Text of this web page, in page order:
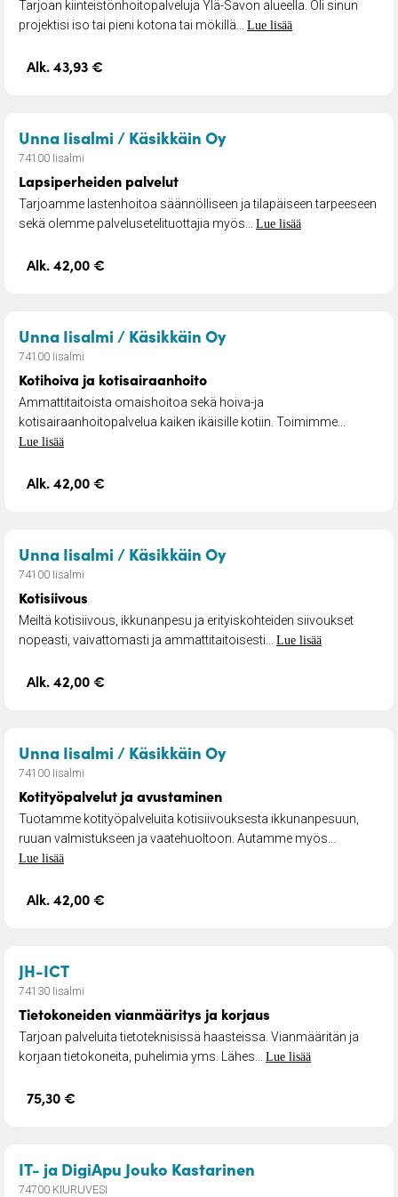
Tarjoan kiinteistönhoitopalveluja Ylä-Savon alueella. Oli sinun
projektisi iso tai pieni kotona tai mökillä... Lue lisää
Alk. 43,93 €
Unna Iisalmi / Käsikkäin Oy– Lapsiperheiden
74100 Iisalmi
Lapsiperheiden palvelut
Tarjoamme lastenhoitoa säännölliseen ja tilapäiseen tarpeeseen
sekä olemme palvelusetelituottajia myös... Lue lisää
Alk. 42,00 €
Unna Iisalmi / Käsikkäin Oy– Kotihoiva ja
74100 Iisalmi
Kotihoiva ja kotisairaanhoito
Ammattitaitoista omaishoitoa sekä hoiva-ja
kotisairaanhoitopalvelua kaiken ikäisille kotiin. Toimimme...
Lue lisää
Alk. 42,00 €
Unna Iisalmi / Käsikkäin Oy– Kotisiivous
74100 Iisalmi
Kotisiivous
Meiltä kotisiivous, ikkunanpesu ja erityiskohteiden siivoukset
nopeasti, vaivattomasti ja ammattitaitoisesti... Lue lisää
Alk. 42,00 €
Unna Iisalmi / Käsikkäin Oy– Kotityöpalvelut ja
74100 Iisalmi
Kotityöpalvelut ja avustaminen
Tuotamme kotityöpalveluita kotisiivouksesta ikkunanpesuun,
ruuan valmistukseen ja vaatehuoltoon. Autamme myös...
Lue lisää
Alk. 42,00 €
JH-ICT– Tietokoneiden vianmääritys ja korjaus
74130 Iisalmi
Tietokoneiden vianmääritys ja korjaus
Tarjoan palveluita tietoteknisissä haasteissa. Vianmääritän ja
korjaan tietokoneita, puhelimia yms. Lähes... Lue lisää
75,30 €
IT- ja DigiApu Jouko Kastarinen
74700 KIURUVESI